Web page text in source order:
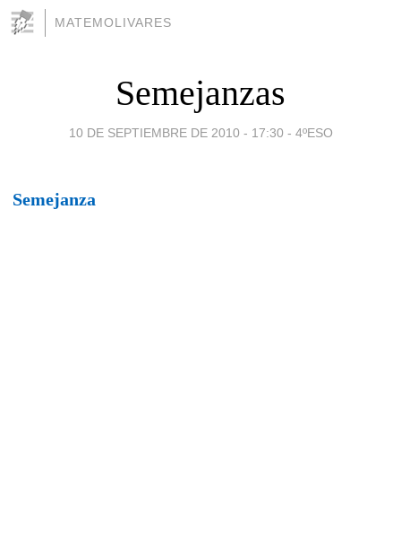
MATEMOLIVARES
Semejanzas
10 DE SEPTIEMBRE DE 2010 - 17:30 - 4ºESO
Semejanza